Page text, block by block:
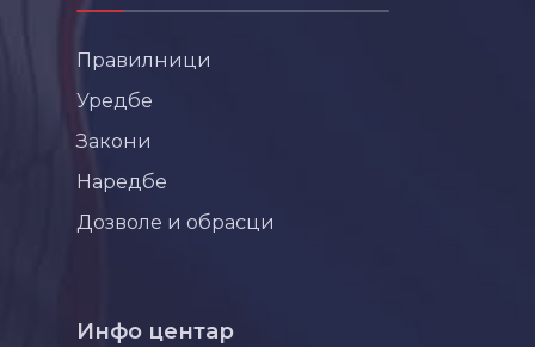
Правилници
Уредбе
Закони
Наредбе
Дозволе и обрасци
Инфо центар